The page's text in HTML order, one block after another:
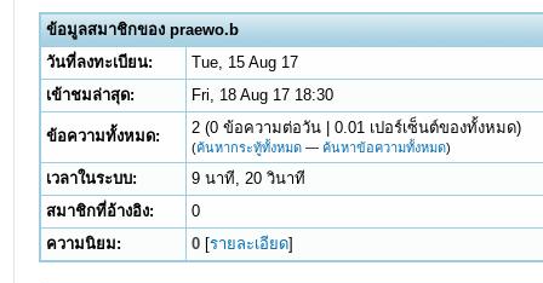
ข้อมูลสมาชิกของ praewo.b
วันที่ลงทะเบียน:
Tue, 15 Aug 17
เข้าชมล่าสุด:
Fri, 18 Aug 17 18:30
ข้อความทั้งหมด: 2 (0 ข้อความต่อวัน | 0.01 เปอร์เซ็นต์ของทั้งหมด)
(ค้นหากระทู้ทั้งหมด — ค้นหาข้อความทั้งหมด)
เวลาในระบบ:
9 นาที, 20 วินาที
สมาชิกที่อ้างอิง:
0
ความนิยม:
0 [รายละเอียด]